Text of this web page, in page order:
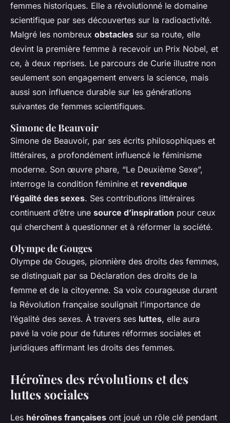
femmes historiques. Elle a révolutionné le domaine
scientifique par ses découvertes sur la radioactivité.
Malgré les nombreux obstacles sur sa route, elle
devint la première femme à recevoir un Prix Nobel, et
ce, à deux reprises. Le parcours de Curie illustre non
seulement son engagement envers la science, mais
aussi son influence durable sur les générations
suivantes de femmes scientifiques.
Simone de Beauvoir
Simone de Beauvoir, par ses écrits philosophiques et
littéraires, a profondément influencé le féminisme
moderne. Son œuvre phare, “Le Deuxième Sexe”,
interroge la condition féminine et revendique
l’égalité des sexes. Ses contributions littéraires
continuent d’être une source d’inspiration pour ceux
qui cherchent à questionner et à réformer la société.
Olympe de Gouges
Olympe de Gouges, pionnière des droits des femmes,
se distinguait par sa Déclaration des droits de la
femme et de la citoyenne. Sa voix courageuse durant
la Révolution française soulignait l’importance de
l’égalité des sexes. À travers ses luttes, elle aura
pavé la voie pour de futures réformes sociales et
juridiques affirmant les droits des femmes.
Héroïnes des révolutions et des
luttes sociales
Les héroïnes françaises ont joué un rôle clé pendant